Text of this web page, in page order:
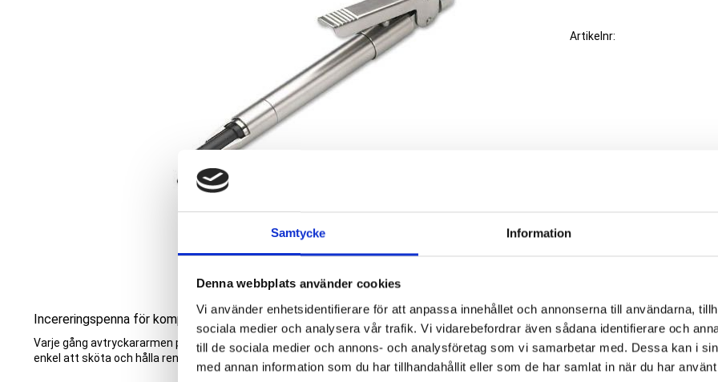
Samtycke Information
Denna webbplats använder cookies
Vi använder enhetsidentifierare för att anpassa innehållet och annonserna till användarna,
sociala medier och analysera vår trafik. Vi vidarebefordrar även sådana identifierare och
till de sociala medier och annons- och analysföretag som vi samarbetar med. Dessa kan i
med annan information som du har tillhandahållit eller som de har samlat in när du har
Artikelnr
Incereringspenna för kompositampuller, rfr
Varje gång avtryckararmen pressas ner med pekfingret doseras ca 2 mm material, helt rostfri,
enkel att sköta och hålla ren, naturligtvis autoklaverbar.